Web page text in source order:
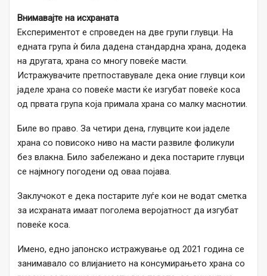
Внимавајте на исхраната
Експериментот е спроведен на две групи глувци. На
едната група ѝ била дадена стандардна храна, додека
на другата, храна со многу повеќе масти.
Истражувачите претпоставувале дека оние глувци кои
јаделе храна со повеќе масти ќе изгубат повеќе коса
од првата група која примала храна со малку маснотии.
Биле во право. За четири дена, глувците кои јаделе
храна со повисоко ниво на масти развиле фоликули
без влакна. Било забележано и дека постарите глувци
се најмногу погодени од оваа појава.
Заклучокот е дека постарите луѓе кои не водат сметка
за исхраната имаат поголема веројатност да изгубат
повеќе коса.
Имено, едно јапонско истражување од 2021 година се
занимавало со влијанието на консумирањето храна со